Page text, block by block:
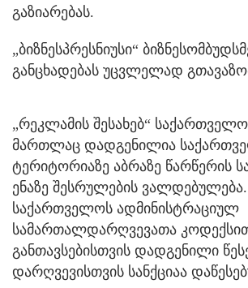
გაზიარებას.
„ბიზნესპრესნიუსი“
განცხადებას უცვლელად
„რეკლამის შესახებ“
მართლაც დადგენილია
ტერიტორიაზე აბრაზე წარწერის
ენაზე შესრულების
საქართველოს ადმინისტრაციულ
სამართალდარღვევათა
განთავსებისთვის დადგენილი
დარღვევისთვის სანქციაა